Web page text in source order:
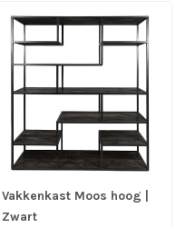
Vakkenkast Moos hoog |
Zwart